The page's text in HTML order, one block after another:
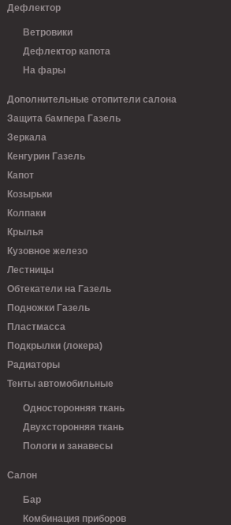
Дефлектор
Ветровики
Дефлектор капота
На фары
Дополнительные отопители салона
Защита бампера Газель
Зеркала
Кенгурин Газель
Капот
Козырьки
Колпаки
Крылья
Кузовное железо
Лестницы
Обтекатели на Газель
Подножки Газель
Пластмасса
Подкрылки (локера)
Радиаторы
Тенты автомобильные
Односторонняя ткань
Двухсторонняя ткань
Пологи и занавесы
Салон
Бар
Комбинация приборов